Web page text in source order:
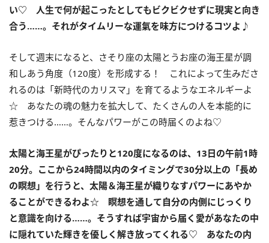
い♡ 人生で何が起こったとしてもビクビクせずに現実と向き
合う……。それがタイムリーな運氣を味方につけるコツよ♪
そして週末になると、さそり座の太陽とうお座の海王星が調
和しあう角度（120度）を形成する！ これによって生みださ
れるのは「新時代のカリスマ」を育てるようなエネルギーよ
☆ あなたの魂の魅力を拡大して、たくさんの人を本能的に
惹きつける……。そんなパワーがこの時届くのよね♡
太陽と海王星がぴったりと120度になるのは、 13日の午前1時
20分。ここから24時間以内のタイミングで30分以上の「長め
の瞑想」を行うと、太陽＆海王星が織りなすパワーにあやか
ることができるわよ☆ 瞑想を通して自分の内側にじっくり
と意識を向ける……。そうすれば宇宙から届く愛があなたの中
に隠れていた輝きを優しく解き放ってくれる♡ あなたの内